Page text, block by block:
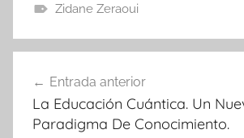
Zidane Zeraoui
de
entradas
Entrada anterior
La Educación Cuántica. Un
Paradigma De Conocimiento.